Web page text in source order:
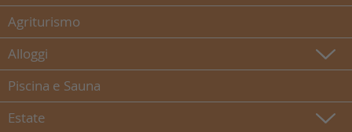
Agriturismo
Alloggi
Piscina e Sauna
Estate